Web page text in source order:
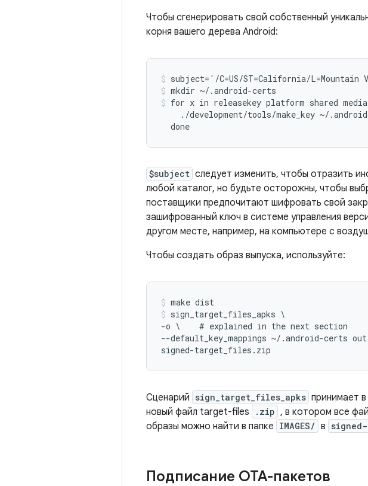
Чтобы сгенерировать свой собственный
корня вашего дерева Android:
subject='/C=US/ST=California/L=Mountain
mkdir ~/.android-certs
for x in releasekey platform shared
./development/tools/make_key ~/
  done
$subject следует изменить, чтобы отразить
любой каталог, но будьте осторожны, чтобы
поставщики предпочитают шифровать свой
зашифрованный ключ в системе управления
другом месте, например, на компьютере с
Чтобы создать образ выпуска, используйте:
make dist
sign_target_files_apks \
-o \    # explained in the next section
--default_key_mappings ~/.android-
signed-target_files.zip
Сценарий sign_target_files_apks принимает
новый файл target-files
.zip , в котором все
образы можно найти в папке IMAGES/ в
Подписание OTA-пакетов